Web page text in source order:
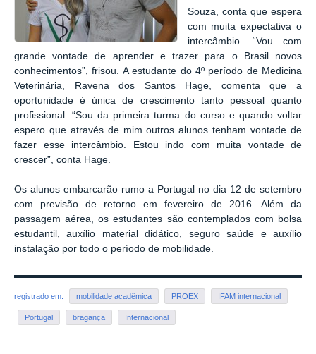
Souza, conta que espera
com muita expectativa o
intercâmbio. “Vou com
grande vontade de aprender e trazer para o Brasil novos
conhecimentos”, frisou. A estudante do 4º período de Medicina
Veterinária, Ravena dos Santos Hage, comenta que a
oportunidade é única de crescimento tanto pessoal quanto
profissional. “Sou da primeira turma do curso e quando voltar
espero que através de mim outros alunos tenham vontade de
fazer esse intercâmbio. Estou indo com muita vontade de
crescer”, conta Hage.
Os alunos embarcarão rumo a Portugal no dia 12 de setembro
com previsão de retorno em fevereiro de 2016. Além da
passagem aérea, os estudantes são contemplados com bolsa
estudantil, auxílio material didático, seguro saúde e auxílio
instalação por todo o período de mobilidade.
registrado em: mobilidade acadêmica PROEX IFAM internacional
Portugal bragança Internacional